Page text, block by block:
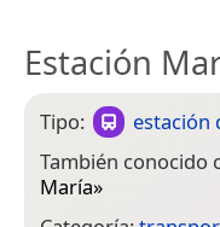
Estación
Tipo:
estación
También conocido
María»